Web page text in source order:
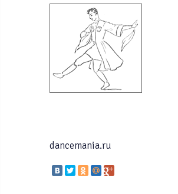
dancemania.ru